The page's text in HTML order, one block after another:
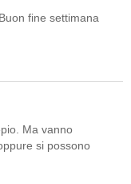
fine settimana
Ma vanno
si possono